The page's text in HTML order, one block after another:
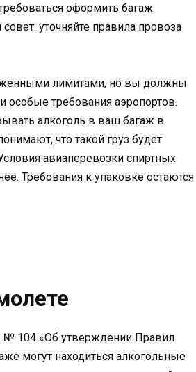
оформить багаж
уточняйте правила провоза
лимитами, но вы должны
особые требования аэропортов.
алкоголь в ваш багаж в
что такой груз будет
авиаперевозки спиртных
Требования к упаковке остаются
№ 104 «Об утверждении Правил
​​могут находиться алкогольные